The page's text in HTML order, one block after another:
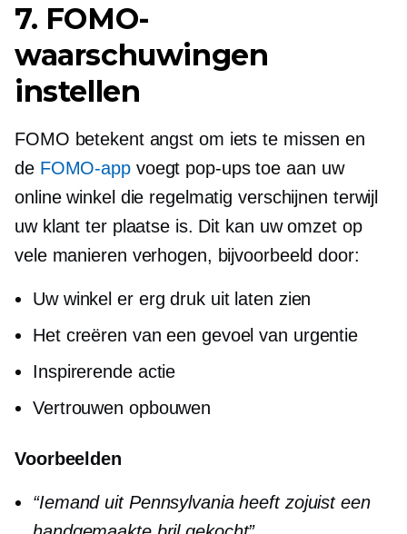
7. FOMO-
waarschuwingen
instellen
FOMO betekent angst om iets te missen en
de FOMO-appvoegt pop-ups toe aan uw
online winkel die regelmatig verschijnen terwijl
uw klant ter plaatse is. Dit kan uw omzet op
vele manieren verhogen, bijvoorbeeld door:
Uw winkel er erg druk uit laten zien
Het creëren van een gevoel van urgentie
Inspirerende actie
Vertrouwen opbouwen
Voorbeelden
“Iemand uit Pennsylvania heeft zojuist een